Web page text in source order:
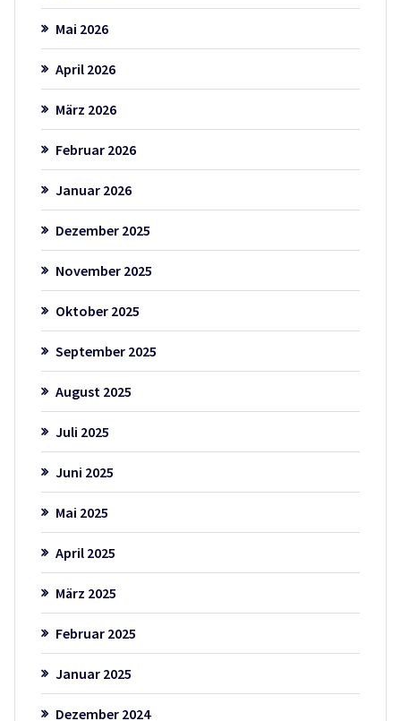
Mai 2026
April 2026
März 2026
Februar 2026
Januar 2026
Dezember 2025
November 2025
Oktober 2025
September 2025
August 2025
Juli 2025
Juni 2025
Mai 2025
April 2025
März 2025
Februar 2025
Januar 2025
Dezember 2024